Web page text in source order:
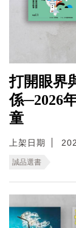
打開眼界
係─2026
童
上架日期
誠品選書